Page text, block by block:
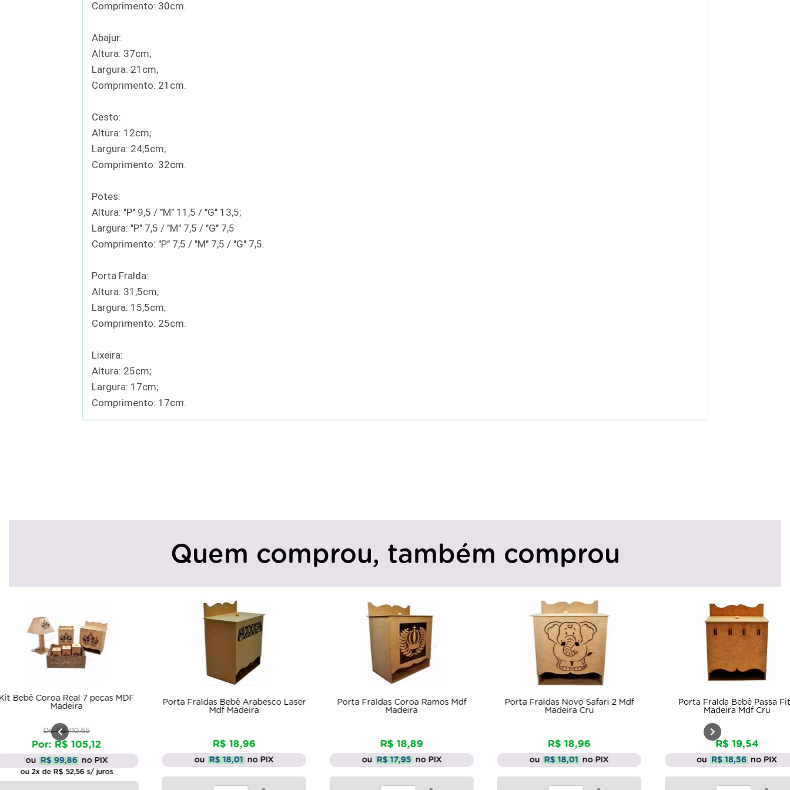
Comprimento: 30cm.
Abajur:
Altura: 37cm;
Largura: 21cm;
Comprimento: 21cm.
Cesto:
Altura: 12cm;
Largura: 24,5cm;
Comprimento: 32cm.
Potes:
Altura: "P" 9,5 / "M" 11,5 / "G" 13,5;
Largura: "P" 7,5 / "M" 7,5 / "G" 7,5
Comprimento: "P" 7,5 / "M" 7,5 / "G" 7,5.
Porta Fralda:
Altura: 31,5cm;
Largura: 15,5cm;
Comprimento: 25cm.
Lixeira:
Altura: 25cm;
Largura: 17cm;
Comprimento: 17cm.
Quem comprou, também comprou
MDF
Porta Fraldas Bebê Arabesco Laser
ou
Porta Fraldas Coroa Ramos Mdf
ou
Porta Fraldas Novo Safari 2 Mdf
ou
Porta Fralda Bebê Passa Fita
ou no PIX
Kit Bebê
ou